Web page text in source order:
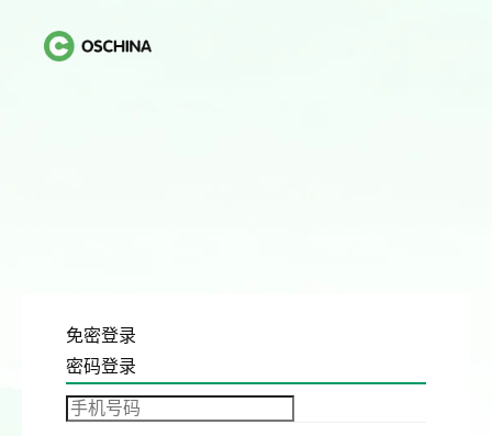
免密登录
密码登录